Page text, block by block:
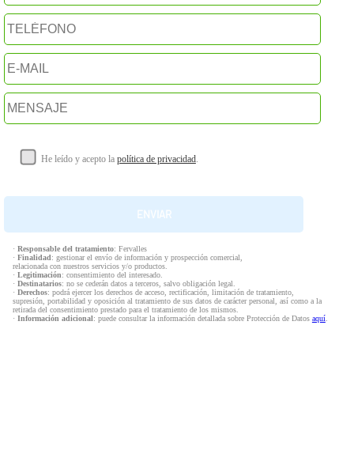
He leído y acepto la política de privacidad.
· Responsable del tratamiento: Fervalles
· Finalidad: gestionar el envío de información y prospección comercial,
relacionada con nuestros servicios y/o productos.
· Legitimación: consentimiento del interesado.
· Destinatarios: no se cederán datos a terceros, salvo obligación legal.
· Derechos: podrá ejercer los derechos de acceso, rectificación, limitación de tratamiento,
supresión, portabilidad y oposición al tratamiento de sus datos de carácter personal, así como a la
retirada del consentimiento prestado para el tratamiento de los mismos.
· Información adicional: puede consultar la información detallada sobre Protección de Datos aquí.